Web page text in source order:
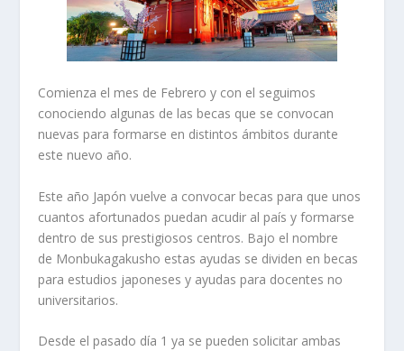
Comienza el mes de Febrero y con el seguimos
conociendo algunas de las becas que se convocan
nuevas para formarse en distintos ámbitos durante
este nuevo año.
Este año Japón vuelve a convocar becas para que unos
cuantos afortunados puedan acudir al país y formarse
dentro de sus prestigiosos centros. Bajo el nombre
de Monbukagakusho estas ayudas se dividen en becas
para estudios japoneses y ayudas para docentes no
universitarios.
Desde el pasado día 1 ya se pueden solicitar ambas